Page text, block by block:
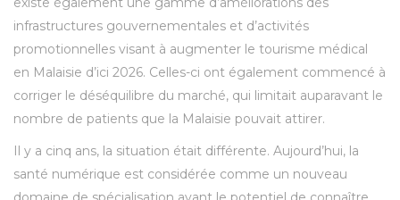
infrastructures gouvernementales et d’activités
promotionnelles visant à augmenter le tourisme médical
en Malaisie d’ici 2026. Celles-ci ont également commencé à
corriger le déséquilibre du marché, qui limitait auparavant le
nombre de patients que la Malaisie pouvait attirer.
Il y a cinq ans, la situation était différente. Aujourd’hui, la
santé numérique est considérée comme un nouveau